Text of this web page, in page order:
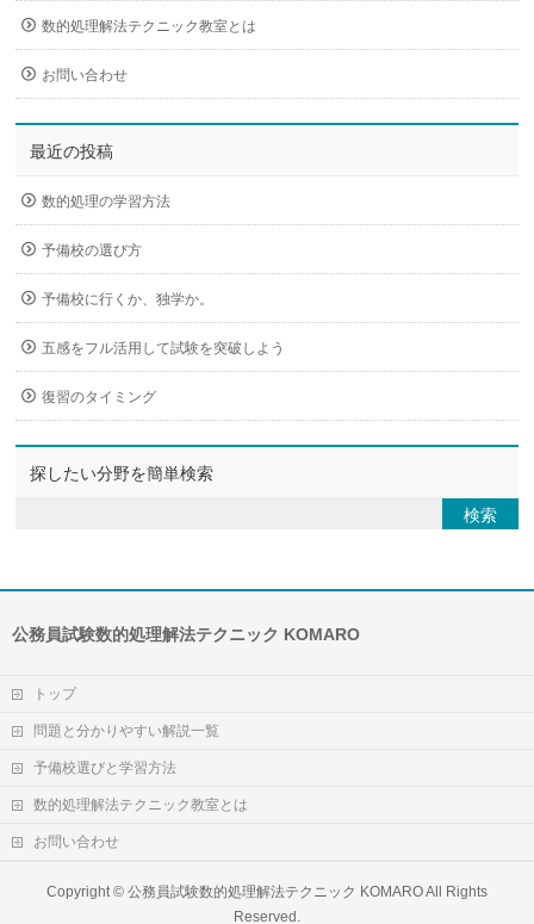
数的処理解法テクニック教室とは
お問い合わせ
最近の投稿
数的処理の学習方法
予備校の選び方
予備校に行くか、独学か。
五感をフル活用して試験を突破しよう
復習のタイミング
探したい分野を簡単検索
公務員試験数的処理解法テクニック KOMARO
トップ
問題と分かりやすい解説一覧
予備校選びと学習方法
数的処理解法テクニック教室とは
お問い合わせ
Copyright © 公務員試験数的処理解法テクニック KOMAROAll Rights
Reserved.